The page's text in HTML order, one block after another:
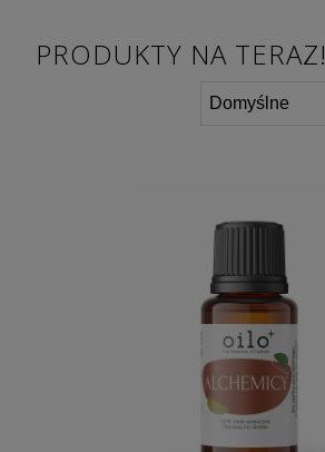
PRODUKTY NA TERAZ!